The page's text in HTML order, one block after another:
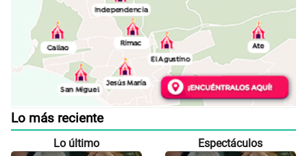
Lo más reciente
Lo último Espectáculos